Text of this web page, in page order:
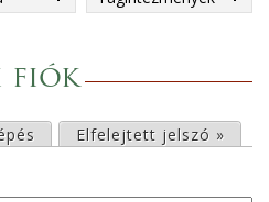
fiók
Elfelejtett jelszó »